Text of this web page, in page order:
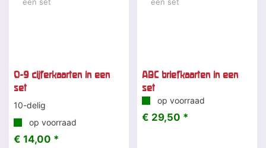
0-9 cijferkaarten in een
set
10-delig
op voorraad
€ 14,00 *
ABC briefkaarten in een
set
op voorraad
€ 29,50 *